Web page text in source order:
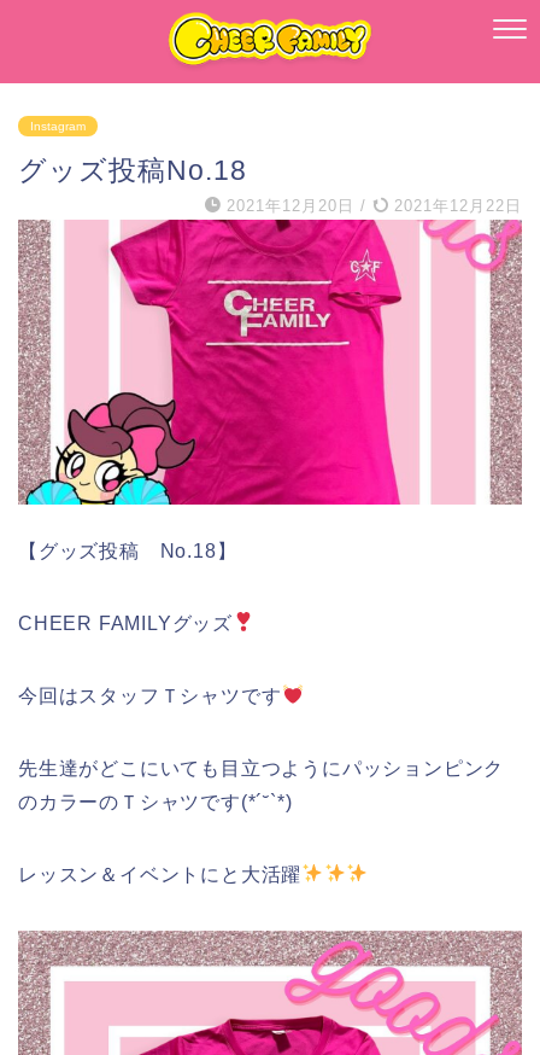
Instagram
グッズ投稿No.18
2021年12月20日 / 2021年12月22日
【グッズ投稿 No.18】
CHEER FAMILYグッズ
今回はスタッフＴシャツです
先生達がどこにいても目立つようにパッションピンク
のカラーのＴシャツです(*´˘`*)
レッスン＆イベントにと大活躍